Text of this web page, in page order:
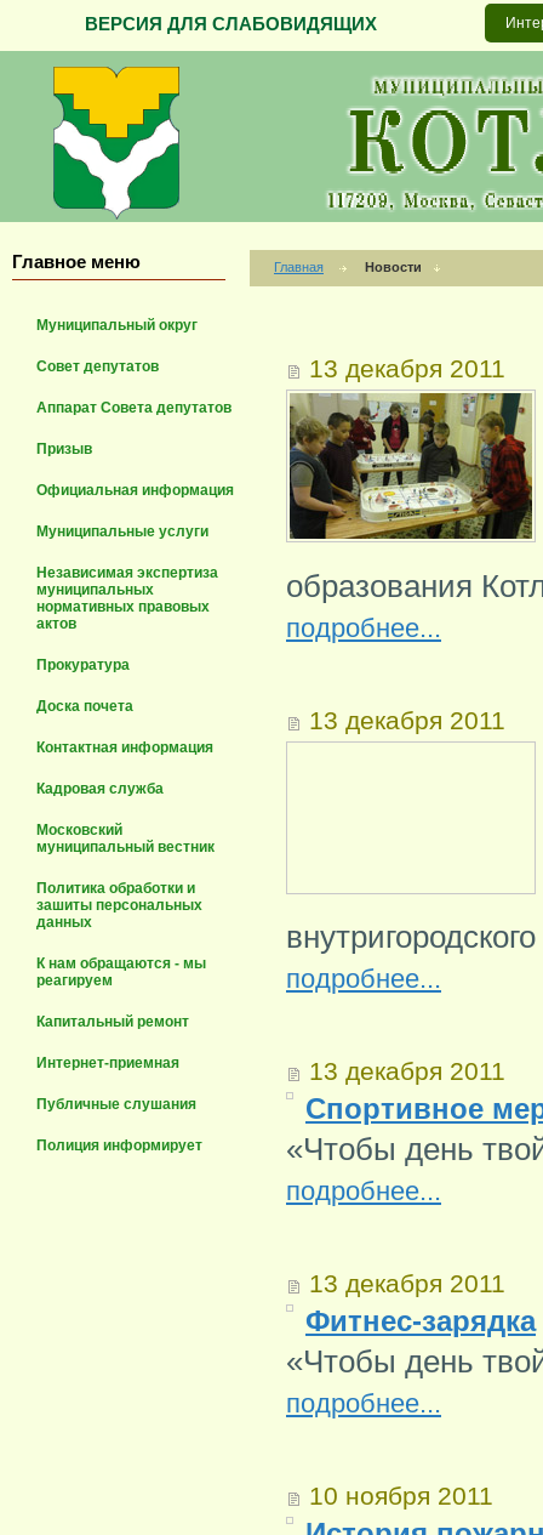
ВЕРСИЯ ДЛЯ СЛАБОВИДЯЩИХ
Главное меню
Муниципальный округ
Совет депутатов
Аппарат Совета депутатов
Призыв
Официальная информация
Муниципальные услуги
Независимая экспертиза
муниципальных
нормативных правовых
актов
Прокуратура
Доска почета
Контактная информация
Кадровая служба
Московский
муниципальный вестник
Политика обработки и
зашиты персональных
данных
К нам обращаются - мы
реагируем
Капитальный ремонт
Интернет-приемная
Публичные слушания
Полиция информирует
Главная Новости
13 декабря 2011
образования
подробнее...
13 декабря 2011
подробнее...
13 декабря 2011
Спортивное
«Чтобы день
подробнее...
13 декабря 2011
Фитнес-зарядка
«Чтобы день
подробнее...
10 ноября 2011